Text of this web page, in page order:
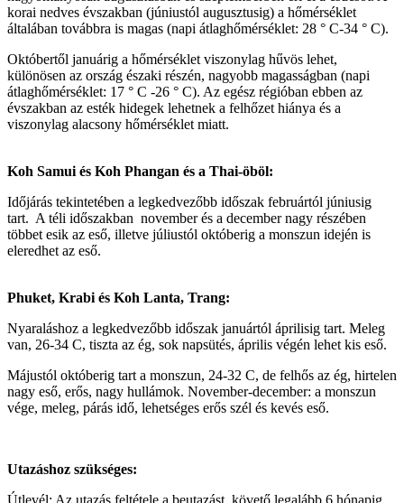
korai nedves évszakban (júniustól augusztusig) a hőmérséklet
általában továbbra is magas (napi átlaghőmérséklet: 28 ° C-34 ° C).
Októbertől januárig a hőmérséklet viszonylag hűvös lehet,
különösen az ország északi részén, nagyobb magasságban (napi
átlaghőmérséklet: 17 ° C -26 ° C). Az egész régióban ebben az
évszakban az esték hidegek lehetnek a felhőzet hiánya és a
viszonylag alacsony hőmérséklet miatt.
Koh Samui és Koh Phangan és a Thai-öböl:
Időjárás tekintetében a legkedvezőbb időszak februártól júniusig
tart. A téli időszakban november és a december nagy részében
többet esik az eső, illetve júliustól októberig a monszun idején is
eleredhet az eső.
Phuket, Krabi és Koh Lanta, Trang:
Nyaraláshoz a legkedvezőbb időszak januártól áprilisig tart. Meleg
van, 26-34 C, tiszta az ég, sok napsütés, április végén lehet kis eső.
Májustól októberig tart a monszun, 24-32 C, de felhős az ég, hirtelen
nagy eső, erős, nagy hullámok. November-december: a monszun
vége, meleg, párás idő, lehetséges erős szél és kevés eső.
Utazáshoz szükséges:
Útlevél: Az utazás feltétele a beutazást követő legalább 6 hónapig